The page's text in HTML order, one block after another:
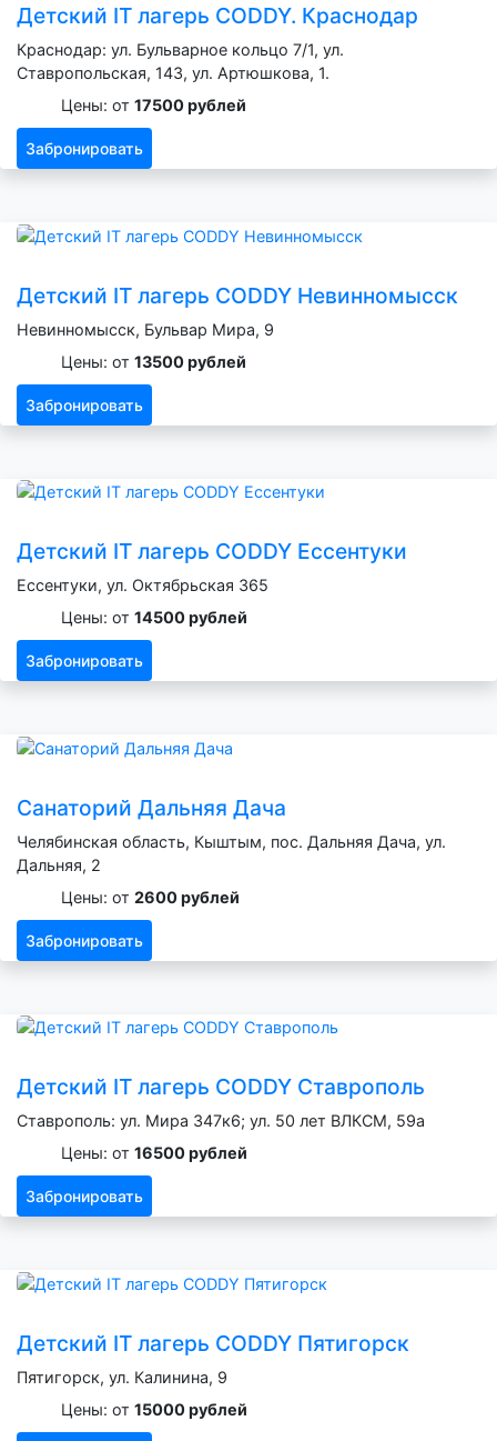
Детский IT лагерь CODDY. Краснодар
Краснодар: ул. Бульварное кольцо 7/1, ул.
Ставропольская, 143, ул. Артюшкова, 1.
Цены: от 17500 рублей
Забронировать
Детский IT лагерь CODDY Невинномысск
Невинномысск, Бульвар Мира, 9
Цены: от 13500 рублей
Забронировать
Детский IT лагерь CODDY Ессентуки
Ессентуки, ул. Октябрьская 365
Цены: от 14500 рублей
Забронировать
Санаторий Дальняя Дача
Челябинская область, Кыштым, пос. Дальняя Дача, ул.
Дальняя, 2
Цены: от 2600 рублей
Забронировать
Детский IT лагерь CODDY Ставрополь
Ставрополь: ул. Мира 347к6; ул. 50 лет ВЛКСМ, 59а
Цены: от 16500 рублей
Забронировать
Детский IT лагерь CODDY Пятигорск
Пятигорск, ул. Калинина, 9
Цены: от 15000 рублей